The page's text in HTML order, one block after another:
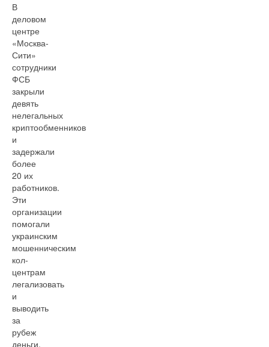
В
деловом
центре
«Москва-
Сити»
сотрудники
ФСБ
закрыли
девять
нелегальных
криптообменников
и
задержали
более
20 их
работников.
Эти
организации
помогали
украинским
мошенническим
кол-
центрам
легализовать
и
выводить
за
рубеж
деньги,